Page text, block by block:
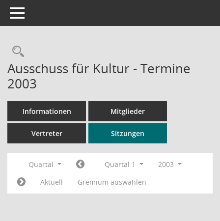
Toggle navigation
Rechercheauswahl
Ausschuss für Kultur - Termine
2003
Informationen Mitglieder
Vertreter Sitzungen
Quartal Quartal 1
2003
Aktuell
Gremium auswählen